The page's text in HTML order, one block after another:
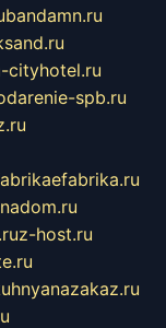
bandamn.ru
cityhotel.ru
spb.ru
z-host.ru